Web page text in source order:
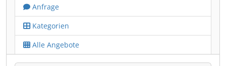
Anfrage
Kategorien
Alle Angebote